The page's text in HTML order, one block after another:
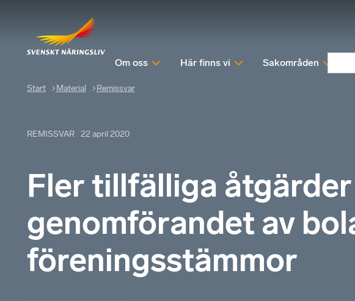
Om oss Här finns vi Sakområden
Start Material Remissvar
REMISSVAR 22 april 2020
Fler tillfälliga
genomförandet av
föreningsstämmor